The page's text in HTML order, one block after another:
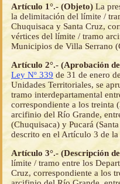
Artículo 1°.- (Objeto) La
la delimitación del límite /
Chuquisaca y Santa Cruz,
vértices del límite / tramo
Municipios de Villa Serrano
Artículo 2°.- (Aprobación
Ley Nº 339 de 31 de enero
Unidades Territoriales, se
tramo interdepartamental
correspondiente a los treinta
arcifinio del Río Grande,
(Chuquisaca) y Pucará
descrito en el Artículo 3 de la
Artículo 3°.- (Descripción
límite / tramo entre los
Cruz, correspondiente a los